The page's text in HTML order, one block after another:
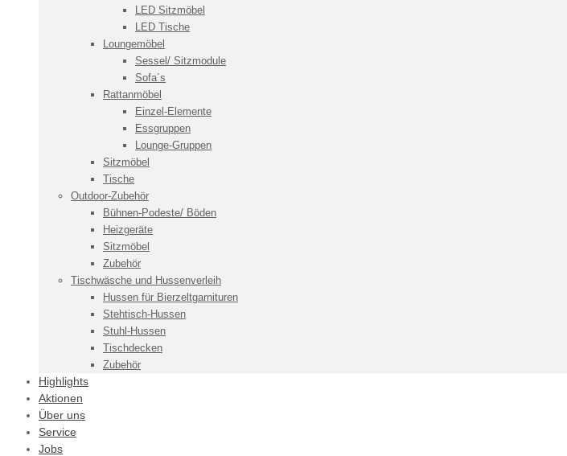
LED Sitzmöbel
LED Tische
Loungemöbel
Sessel/ Sitzmodule
Sofa´s
Rattanmöbel
Einzel-Elemente
Essgruppen
Lounge-Gruppen
Sitzmöbel
Tische
Outdoor-Zubehör
Bühnen-Podeste/ Böden
Heizgeräte
Sitzmöbel
Zubehör
Tischwäsche und Hussenverleih
Hussen für Bierzeltgarnituren
Stehtisch-Hussen
Stuhl-Hussen
Tischdecken
Zubehör
Highlights
Aktionen
Über uns
Service
Jobs